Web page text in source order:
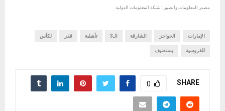
مصدر المعلومات والصور : شبكة المعلومات الدولية
الإمارات الحواجز الشارقة الـ3 تأهيلية قفز لكأس
للفروسية يستضيف
SHARE
0